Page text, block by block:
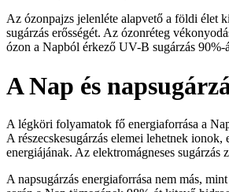
Az ózonpajzs jelenléte alapvető a földi élet
sugárzás erősségét. Az ózonréteg
ózon a Napból érkező UV-B sugárzás 90%-
A Nap és
A légköri folyamatok fő energiaforrása a
A részecskesugárzás elemei lehetnek
energiájának. Az elektromágneses sugárzás
A napsugárzás energiaforrása nem más,